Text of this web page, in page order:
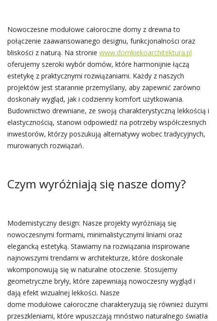
Nowoczesne modułowe całoroczne domy z drewna to
połączenie zaawansowanego designu, funkcjonalności oraz
bliskości z naturą. Na stronie www.domkiekoarchitektura.pl
oferujemy szeroki wybór domów, które harmonijnie łączą
estetykę z praktycznymi rozwiązaniami. Każdy z naszych
projektów jest starannie przemyślany, aby zapewnić zarówno
doskonały wygląd, jak i codzienny komfort użytkowania.
Budownictwo drewniane, ze swoją charakterystyczną lekkością i
elastycznością, stanowi odpowiedź na potrzeby współczesnych
inwestorów, którzy poszukują alternatywy wobec tradycyjnych,
murowanych rozwiązań.
Czym wyróżniają się nasze domy?
Modernistyczny design: Nasze projekty wyróżniają się
nowoczesnymi formami, minimalistycznymi liniami oraz
elegancką estetyką. Stawiamy na rozwiązania inspirowane
najnowszymi trendami w architekturze, które doskonale
wkomponowują się w naturalne otoczenie. Stosujemy
geometryczne bryły, które zapewniają nowoczesny wygląd i
dają efekt wizualnej lekkości. Nasze
dome modułowe całoroczne charakteryzują się również dużymi
przeszkleniami, które wpuszczają mnóstwo naturalnego światła